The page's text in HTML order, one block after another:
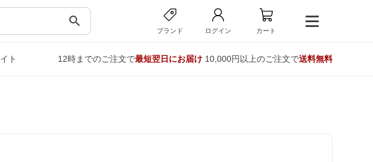
search
ブランド ログイン カート
ト 12時までのご注文で最短翌日にお届け10,000円以上のご注文で送料無料